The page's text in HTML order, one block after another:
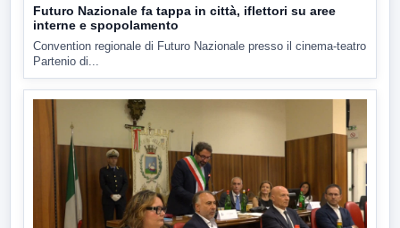
Futuro Nazionale fa tappa in città, iflettori su aree
interne e spopolamento
Convention regionale di Futuro Nazionale presso il cinema-teatro
Partenio di...